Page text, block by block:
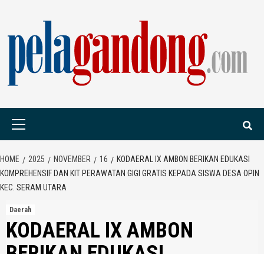
content
HOME 2025 NOVEMBER 16
KODAERAL IX AMBON BERIKAN EDUKASI
KOMPREHENSIF DAN KIT PERAWATAN GIGI GRATIS KEPADA SISWA DESA OPIN
KEC. SERAM UTARA
Daerah
KODAERAL IX AMBON